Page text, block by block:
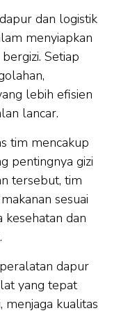
dan logistik
menyiapkan
Setiap
lebih efisien
lancar.
tim mencakup
pentingnya gizi
tersebut, tim
sesuai
kesehatan dan
dapur
yang tepat
kualitas